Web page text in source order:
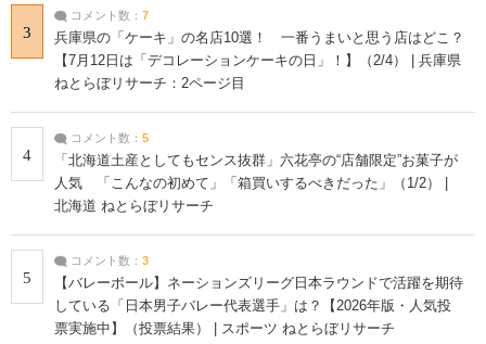
3
コメント数： 7
兵庫県の「ケーキ」の名店10選！ 一番うまいと思う店はどこ？
【7月12日は「デコレーションケーキの日」！】（2/4） | 兵庫県
ねとらぼリサーチ：2ページ目
4
コメント数： 5
「北海道土産としてもセンス抜群」六花亭の“店舗限定”お菓子が
人気 「こんなの初めて」「箱買いするべきだった」（1/2） |
北海道 ねとらぼリサーチ
5
コメント数： 3
【バレーボール】ネーションズリーグ日本ラウンドで活躍を期待
している「日本男子バレー代表選手」は？【2026年版・人気投
票実施中】（投票結果） | スポーツ ねとらぼリサーチ